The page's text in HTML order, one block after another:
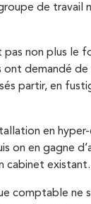
de travail
non plus le
demandé
partir, en
en
en gagne
cabinet existant.
comptable